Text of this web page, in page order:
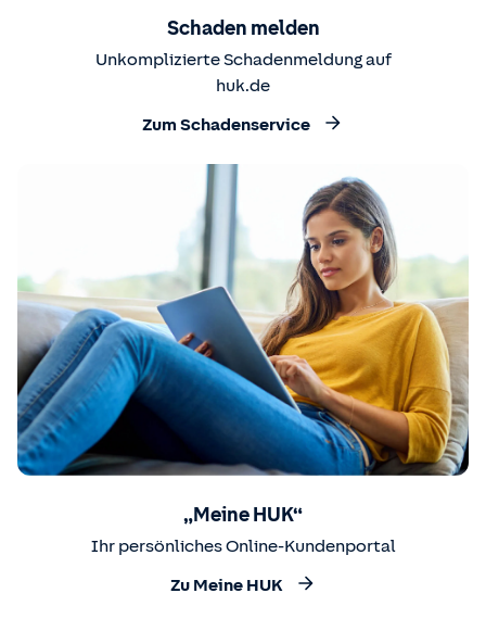
Schaden melden
Unkomplizierte Schadenmeldung auf
huk.de
Zum Schadenservice
„Meine HUK“
Ihr persönliches Online-Kundenportal
Zu Meine HUK